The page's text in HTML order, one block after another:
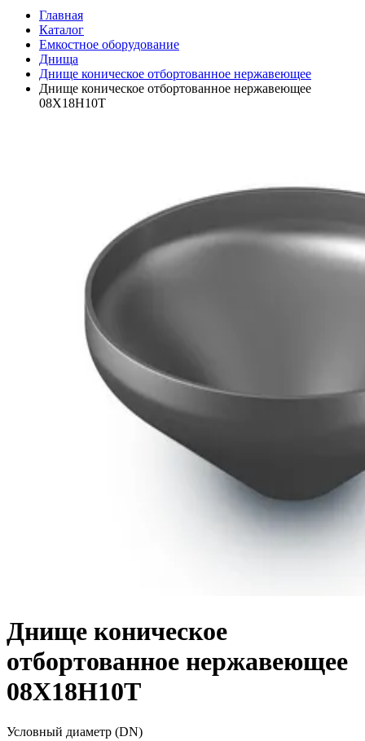
Главная
Каталог
Емкостное оборудование
Днища
Днище коническое отбортованное нержавеющее
Днище коническое отбортованное нержавеющее
08Х18Н10Т
Днище коническое
отбортованное нержавеющее
08Х18Н10Т
Условный диаметр (DN)